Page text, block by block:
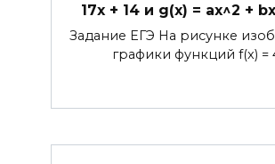
17x + 14 и g(x) = ax^2 +
Задание ЕГЭ На рисунке
графики функций f(x) =